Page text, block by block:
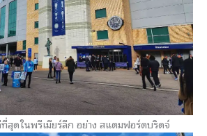
ที่สุดในพรีเมียร์ลีก อย่าง สแตมฟอร์ดบริดจ์